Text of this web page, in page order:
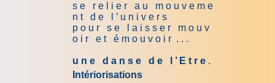
s e r e l i e r a u m o u v e m e
n t d e l ’ u n i v e r s
p o u r s e l a i s s e r m o u v
o i r e t é m o u v o i r . . .
u n e d a n s e d e l ’ E t r e .
Intériorisations